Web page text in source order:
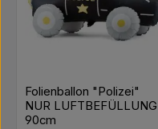
Folienballon "Polizei"
NUR LUFTBEFÜLLUNG
90cm